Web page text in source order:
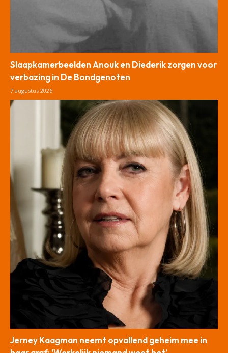
Slaapkamerbeelden Anouk en Diederik zorgen voor
verbazing in De Bondgenoten
7 augustus 2026
Jerney Kaagman neemt opvallend geheim mee in